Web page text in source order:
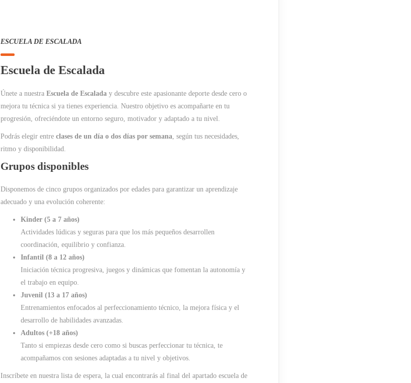
ESCUELA DE ESCALADA
Escuela de Escalada
Únete a nuestra Escuela de Escaladay descubre este apasionante deporte desde cero o
mejora tu técnica si ya tienes experiencia. Nuestro objetivo es acompañarte en tu
progresión, ofreciéndote un entorno seguro, motivador y adaptado a tu nivel.
Podrás elegir entre clases de un día o dos días por semana, según tus necesidades,
ritmo y disponibilidad.
Grupos disponibles
Disponemos de cinco grupos organizados por edades para garantizar un aprendizaje
adecuado y una evolución coherente:
Kinder (5 a 7 años)
Actividades lúdicas y seguras para que los más pequeños desarrollen
coordinación, equilibrio y confianza.
Infantil (8 a 12 años)
Iniciación técnica progresiva, juegos y dinámicas que fomentan la autonomía y
el trabajo en equipo.
Juvenil (13 a 17 años)
Entrenamientos enfocados al perfeccionamiento técnico, la mejora física y el
desarrollo de habilidades avanzadas.
Adultos (+18 años)
Tanto si empiezas desde cero como si buscas perfeccionar tu técnica, te
acompañamos con sesiones adaptadas a tu nivel y objetivos.
Inscríbete en nuestra lista de espera, la cual encontrarás al final del apartado escuela de